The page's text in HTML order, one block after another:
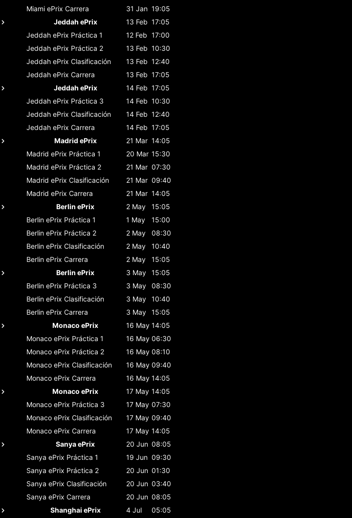
Miami ePrix Carrera 31 Jan 19:05
Jeddah ePrix
13 Feb 17:05
Jeddah ePrix Práctica 1 12 Feb 17:00
Jeddah ePrix Práctica 2 13 Feb 10:30
Jeddah ePrix Clasificación 13 Feb 12:40
Jeddah ePrix Carrera 13 Feb 17:05
Jeddah ePrix
14 Feb 17:05
Jeddah ePrix Práctica 3 14 Feb 10:30
Jeddah ePrix Clasificación 14 Feb 12:40
Jeddah ePrix Carrera 14 Feb 17:05
Madrid ePrix
21 Mar 14:05
Madrid ePrix Práctica 1 20 Mar 15:30
Madrid ePrix Práctica 2 21 Mar 07:30
Madrid ePrix Clasificación 21 Mar 09:40
Madrid ePrix Carrera 21 Mar 14:05
Berlin ePrix
2 May
15:05
Berlin ePrix Práctica 1 1 May
15:00
Berlin ePrix Práctica 2 2 May
08:30
Berlin ePrix Clasificación 2 May
10:40
Berlin ePrix Carrera 2 May
15:05
Berlin ePrix
3 May
15:05
Berlin ePrix Práctica 3 3 May
08:30
Berlin ePrix Clasificación 3 May
10:40
Berlin ePrix Carrera 3 May
15:05
Monaco ePrix
16 May 14:05
Monaco ePrix Práctica 1 16 May 06:30
Monaco ePrix Práctica 2 16 May 08:10
Monaco ePrix Clasificación 16 May 09:40
Monaco ePrix Carrera 16 May 14:05
Monaco ePrix
17 May 14:05
Monaco ePrix Práctica 3 17 May 07:30
Monaco ePrix Clasificación 17 May 09:40
Monaco ePrix Carrera 17 May 14:05
Sanya ePrix
20 Jun 08:05
Sanya ePrix Práctica 1 19 Jun 09:30
Sanya ePrix Práctica 2 20 Jun 01:30
Sanya ePrix Clasificación 20 Jun 03:40
Sanya ePrix Carrera 20 Jun 08:05
Shanghai ePrix
4 Jul
05:05